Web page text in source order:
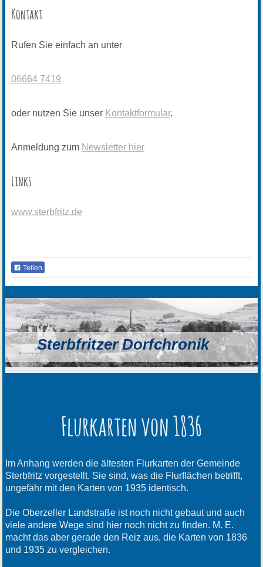
Kontakt
Rufen Sie einfach an unter
06664 7419
oder nutzen Sie unser Kontaktformular.
Anmeldung zum Newsletter hier
Links
www.sterbfritz.de
Teilen
Sterbfritzer Dorfchronik
Flurkarten von 1836
Im Anhang werden die ältesten Flurkarten der Gemeinde
Sterbfritz vorgestellt. Sie sind, was die Flurflächen betrifft,
ungefähr mit den Karten von 1935 identisch.
Die Oberzeller Landstraße ist noch nicht gebaut und auch
viele andere Wege sind hier noch nicht zu finden. M. E.
macht das aber gerade den Reiz aus, die Karten von 1836
und 1935 zu vergleichen.